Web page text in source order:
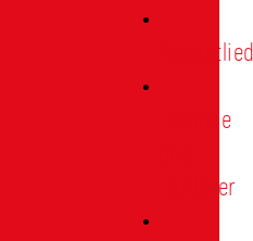
Heimatlied
Freunde
Förderer